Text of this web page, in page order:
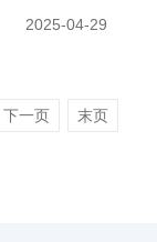
2025-04-29
下一页 末页